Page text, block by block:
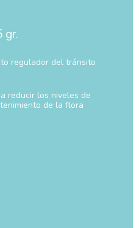
gr.
regulador del tránsito
reducir los niveles de
de la flora